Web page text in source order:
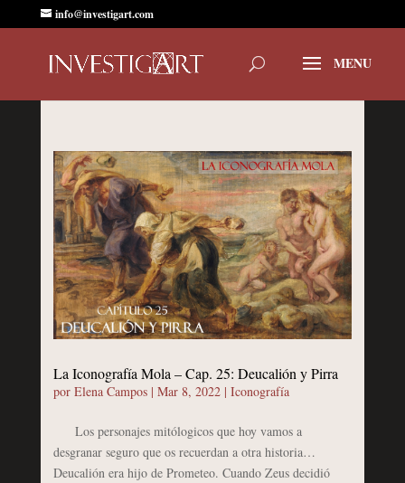
info@investigart.com
La Iconografía Mola – Cap. 25: Deucalión y Pirra
por Elena Campos| Mar 8, 2022| Iconografía
Los personajes mitólogicos que hoy vamos a
desgranar seguro que os recuerdan a otra historia…
Deucalión era hijo de Prometeo. Cuando Zeus decidió